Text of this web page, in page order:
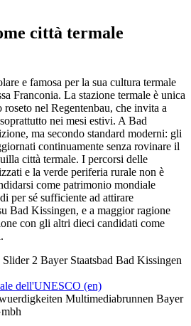
città termale
e famosa per la sua cultura termale
Franconia. La stazione termale è unica
roseto nel Regentenbau, che invita a
nei mesi estivi. A Bad
ma secondo standard moderni: gli
continuamente senza rovinare il
città termale. I percorsi delle
e la verde periferia rurale non è
come patrimonio mondiale
per sé sufficiente ad attirare
Bad Kissingen, e a maggior ragione
con gli altri dieci candidati come
dell'UNESCO (en)